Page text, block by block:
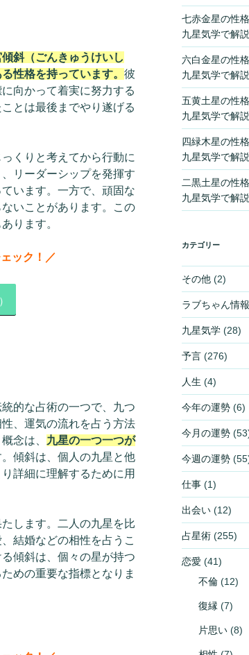
傾斜（ごんきゅうけいし
性格を持っています。 彼
向かって着実に努力する
とは最後までやり遂げる
くりと考えてから行動に
リーダーシップを発揮す
います。一方で、頑固な
いことがあります。この
ります。
ック！／
的な占術の一つで、九つ
、運気の流れを占う方法
念は、 九星の一つ一つが
。傾斜は、個人の九星と他
詳細に理解するために用
します。二人の九星を比
結婚などの相性を占うこ
傾斜は、個々の星が持つ
めの重要な指標となりま
七赤金星の性
九星気学で解説
六白金星の性
九星気学で解説
五黄土星の性
九星気学で解説
四緑木星の性
九星気学で解説
二黒土星の性
九星気学で解説
カテゴリー
その他(2)
ラブちゃん情報
九星気学(28)
予言(276)
人生 (4)
今年の運勢(6)
今月の運勢
今週の運勢
仕事(1)
出会い(12)
占星術(255)
恋愛(41)
不倫(12)
復縁 (7)
片思い(8)